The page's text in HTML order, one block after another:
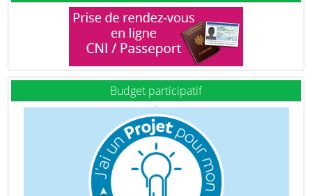
Budget participatif